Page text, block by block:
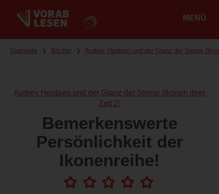
MENÜ
Du bist hier
Startseite ❭ Bücher ❭ Audrey Hepburn und der Glanz der Sterne
Audrey Hepburn und der Glanz der Sterne (Ikonen ihrer
Zeit 2)
Bemerkenswerte
Persönlichkeit der
Ikonenreihe!